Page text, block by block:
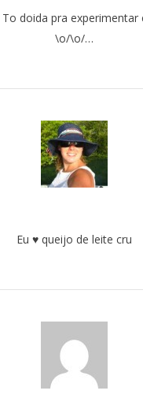
doida pra
\o/\o/…
Eu ♥ queijo de leite cru